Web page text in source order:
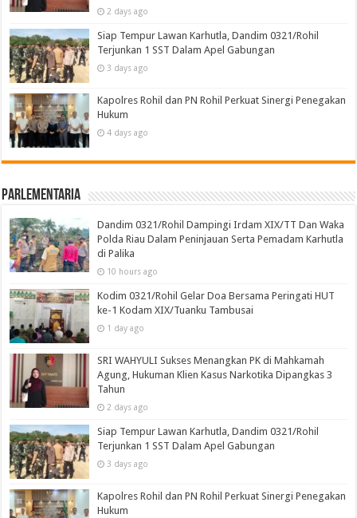
2 days ago
Siap Tempur Lawan Karhutla, Dandim 0321/Rohil
Terjunkan 1 SST Dalam Apel Gabungan
3 days ago
Kapolres Rohil dan PN Rohil Perkuat Sinergi Penegakan
Hukum
4 days ago
Parlementaria
Dandim 0321/Rohil Dampingi Irdam XIX/TT Dan Waka
Polda Riau Dalam Peninjauan Serta Pemadam Karhutla
di Palika
10 hours ago
Kodim 0321/Rohil Gelar Doa Bersama Peringati HUT
ke-1 Kodam XIX/Tuanku Tambusai
1 day ago
SRI WAHYULI Sukses Menangkan PK di Mahkamah
Agung, Hukuman Klien Kasus Narkotika Dipangkas 3
Tahun
2 days ago
Siap Tempur Lawan Karhutla, Dandim 0321/Rohil
Terjunkan 1 SST Dalam Apel Gabungan
3 days ago
Kapolres Rohil dan PN Rohil Perkuat Sinergi Penegakan
Hukum